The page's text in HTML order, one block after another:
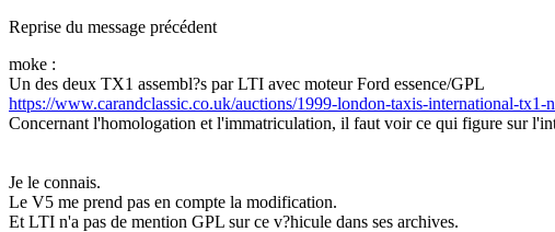
Reprise du message précédent
moke :
Un des deux TX1 assembl?s par LTI avec moteur Ford essence/GPL
https://www.carandclassic.co.uk/auctions/1999-london-taxis-international-tx1-
Concernant l'homologation et l'immatriculation, il faut voir ce qui figure sur
Je le connais.
Le V5 me prend pas en compte la modification.
Et LTI n'a pas de mention GPL sur ce v?hicule dans ses archives.